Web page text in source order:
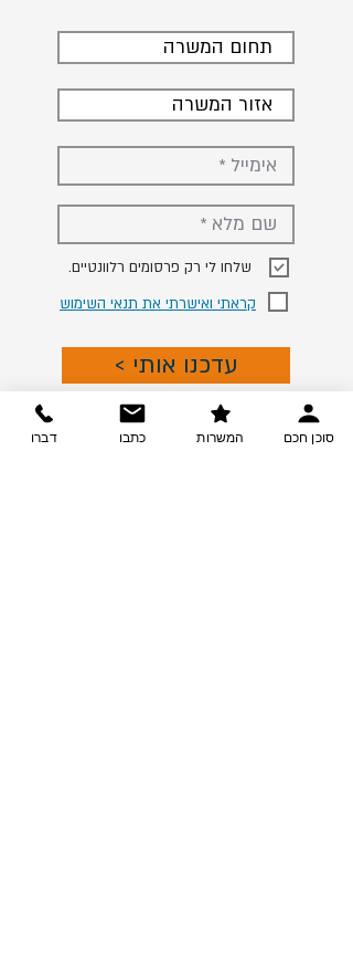
תחום המשרה
אזור המשרה
קראתי ואישרתי את תנאי השימוש
< עדכנו אותי
דברו כתבו המשרות סוכן חכם